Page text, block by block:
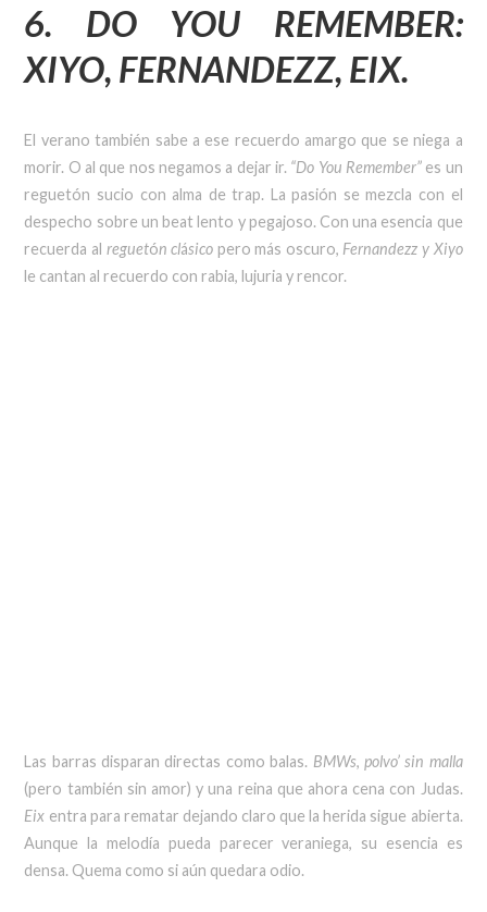
6. DO YOU REMEMBER:
XIYO, FERNANDEZZ, EIX.
El verano también sabe a ese recuerdo amargo que se niega a
morir. O al que nos negamos a dejar ir. “Do You Remember” es un
reguetón sucio con alma de trap. La pasión se mezcla con el
despecho sobre un beat lento y pegajoso. Con una esencia que
recuerda al reguetón clásico pero más oscuro, Fernandezz y Xiyo
le cantan al recuerdo con rabia, lujuria y rencor.
Las barras disparan directas como balas. BMWs, polvo’ sin malla
(pero también sin amor) y una reina que ahora cena con Judas.
Eix entra para rematar dejando claro que la herida sigue abierta.
Aunque la melodía pueda parecer veraniega, su esencia es
densa. Quema como si aún quedara odio.